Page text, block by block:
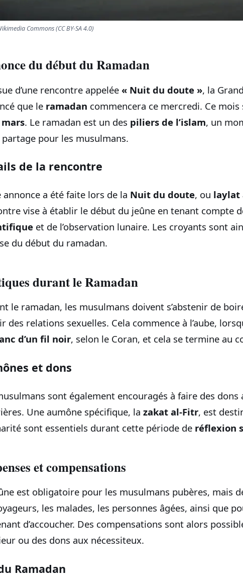
Commons (CC BY-SA 4.0)
du début du Ramadan
d’une rencontre appelée « Nuit du doute », la
que le ramadan commencera ce mercredi. Ce
. Le ramadan est un des piliers de l’islam, un
partage pour les musulmans.
de la rencontre
annonce a été faite lors de la Nuit du doute, ou laylat
vise à établir le début du jeûne en tenant compte
et de l’observation lunaire. Les croyants sont
du début du ramadan.
durant le Ramadan
le ramadan, les musulmans doivent s’abstenir de
des relations sexuelles. Cela commence à l’aube,
d’un fil noir, selon le Coran, et cela se termine au
et dons
sont également encouragés à faire des dons
Une aumône spécifique, la zakat al-Fitr, est
sont essentiels durant cette période de réflexion
et compensations
est obligatoire pour les musulmans pubères, mais
les malades, les personnes âgées, ainsi que
d’accoucher. Des compensations sont alors
ou des dons aux nécessiteux.
Ramadan